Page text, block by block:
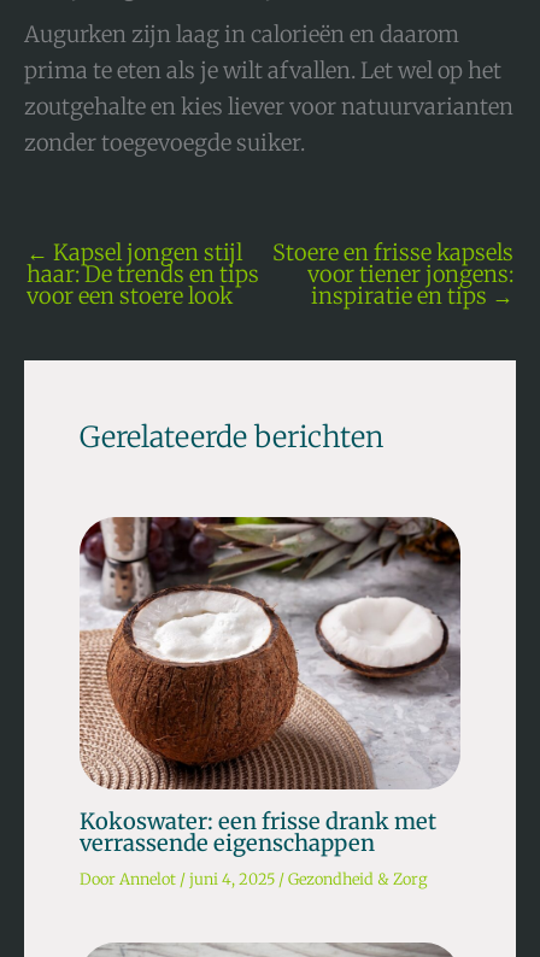
Augurken zijn laag in calorieën en daarom
prima te eten als je wilt afvallen. Let wel op het
zoutgehalte en kies liever voor natuurvarianten
zonder toegevoegde suiker.
← Kapsel jongen stijl
haar: De trends en tips
voor een stoere look
Stoere en frisse kapsels
voor tiener jongens:
inspiratie en tips →
Gerelateerde berichten
Kokoswater: een frisse drank met
verrassende eigenschappen
Door Annelot /juni 4, 2025 /Gezondheid & Zorg